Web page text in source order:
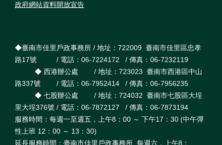
政府網站資料開放宣告
◆臺南市佳里戶政事務所 / 地址：722009 臺南市佳里區忠孝
路17號 / 電話：06-7224172 / 傳真：06-7232119
◆ 西港辦公處 / 地址：723023 臺南市西港區中山
路337號 / 電話：06-7952414 / 傳真：06-7956235
◆ 七股辦公處 / 地址：724032 臺南市七股區大埕
里大埕376號 / 電話：06-7872127 / 傳真：06-7873194
服務時間：每週一至週五，上午8：00 ～ 下午17：30 (中午彈
性上班 12：00 ～ 13：30)
延長服務時間：臺南市佳里戶政事務所 每週六，上午8：